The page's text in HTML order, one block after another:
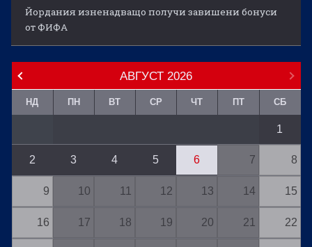
Йордания изненадващо получи завишени бонуси
от ФИФА
АВГУСТ 2026
НД ПН ВТ СР ЧТ ПТ СБ
1
2 3 4 5 6 7 8
9 10 11 12 13 14 15
16 17 18 19 20 21 22